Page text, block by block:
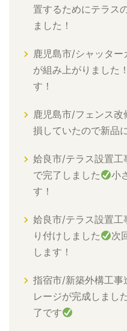
置するためにテラス
ました！
鹿児島市/シャッタ
が組み上がりました
す！
鹿児島市/フェンス
損していたので新品
姶良市/テラス設置工
で完了しました
小
す！
姶良市/テラス設置工
り付けしました
次
します！
指宿市/新築外構工
レージが完成しまし
了です